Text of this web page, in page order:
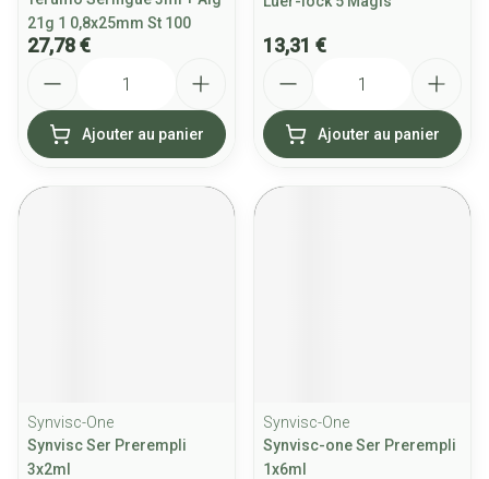
21g 1 0,8x25mm St 100
27,78 €
Ajouter au panier
13,31 €
Ajouter au panier
Synvisc-One
Synvisc Ser Prerempli
3x2ml
Synvisc-One
Synvisc-one Ser Prerempli
1x6ml